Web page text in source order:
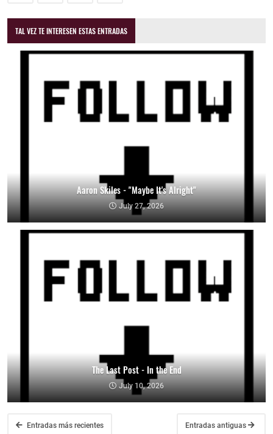
TAL VEZ TE INTERESEN ESTAS ENTRADAS
Aaron Skiles - "Maybe It's Alright"
July 27, 2026
The Last Post - In the End
July 10, 2026
Entradas más recientes Entradas antiguas